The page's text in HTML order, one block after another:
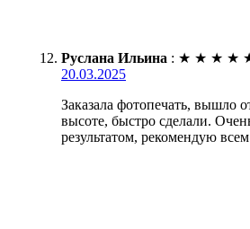
Руслана Ильина : ★ ★ ★ ★
20.03.2025
Заказала фотопечать, вышло
высоте, быстро сделали.
результатом, рекомендую